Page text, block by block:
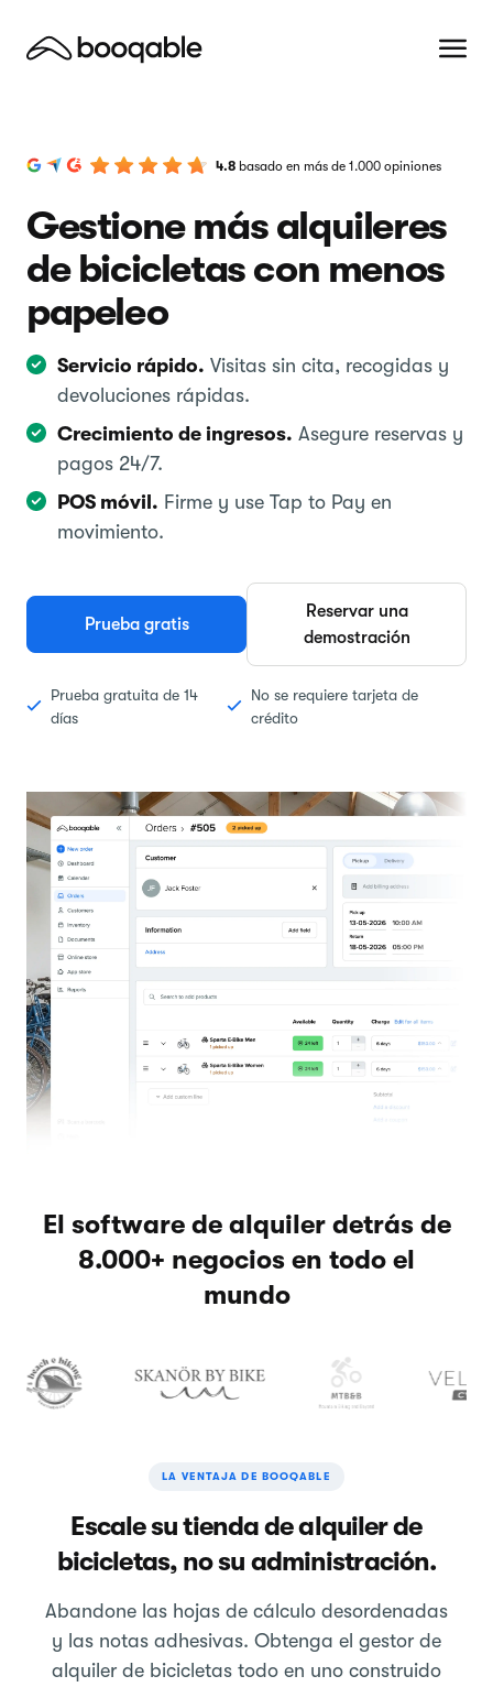
4.8 basado en más de 1.000 opiniones
Gestione más alquileres
de bicicletas con menos
papeleo
Servicio rápido. Visitas sin cita, recogidas y
devoluciones rápidas.
Crecimiento de ingresos. Asegure reservas y
pagos 24/7.
POS móvil. Firme y use Tap to Pay en
movimiento.
Prueba gratis
Reservar una
demostración
Prueba gratuita de 14
días
No se requiere tarjeta de
crédito
El software de alquiler detrás de
8.000+ negocios en todo el
mundo
LA VENTAJA DE BOOQABLE
Escale su tienda de alquiler de
bicicletas, no su administración.
Abandone las hojas de cálculo desordenadas
y las notas adhesivas. Obtenga el gestor de
alquiler de bicicletas todo en uno construido